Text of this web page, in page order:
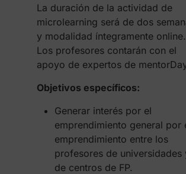
La duración de la actividad de
microlearning será de dos
y modalidad íntegramente online.
Los profesores contarán con el
apoyo de expertos de
Objetivos específicos:
Generar interés por el
emprendimiento general por
emprendimiento entre los
profesores de universidades
de centros de FP.